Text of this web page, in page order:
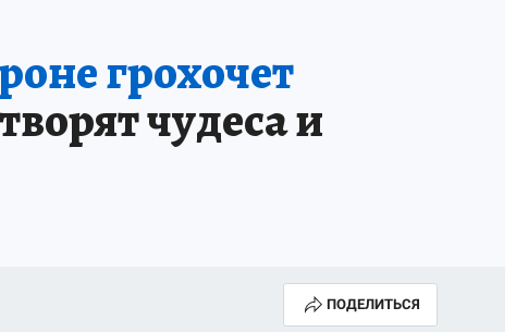
грохочет
чудеса и
ПОДЕЛИТЬСЯ